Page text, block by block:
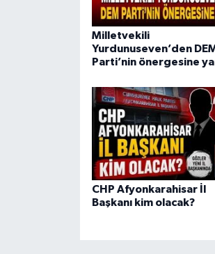
Milletvekili
Yurdunuseven’den
Parti’nin önergesine
CHP Afyonkarahisar İl
Başkanı kim olacak?